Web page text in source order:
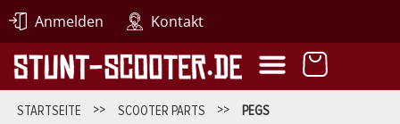
Anmelden Kontakt
STARTSEITE >> SCOOTER PARTS >> PEGS